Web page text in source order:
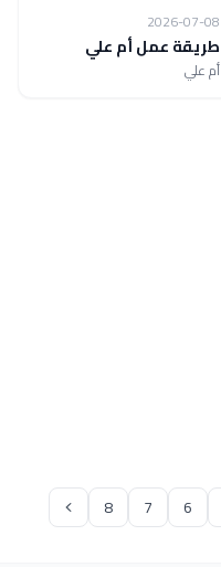
2026-07-08
طريقة عمل أم علي
أم علي
6
7
8